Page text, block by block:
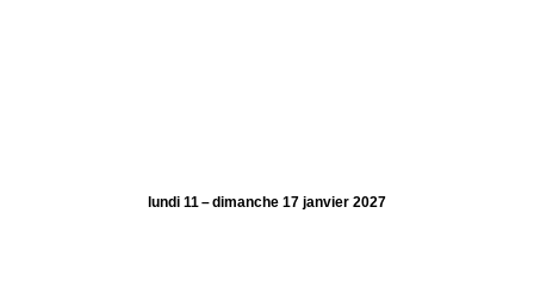
lundi 11 – dimanche 17 janvier 2027